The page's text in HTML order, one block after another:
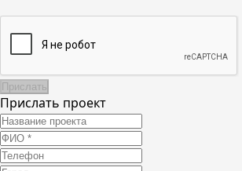
Прислать проект